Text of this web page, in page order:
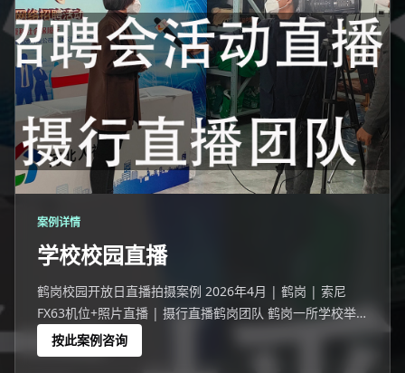
案例详情
学校校园直播
鹤岗校园开放日直播拍摄案例 2026年4月 | 鹤岗 | 索尼
FX63机位+照片直播 | 摄行直播鹤岗团队 鹤岗一所学校举
办校园开放日活动，1539名师生家长参与。
按此案例咨询